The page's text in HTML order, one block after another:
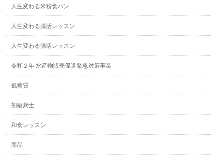
人生変わる米粉食パン
人生変わる腸活レッスン
人生変わる腸活レッスン
令和２年 水産物販売促進緊急対策事業
低糖質
初級麹士
和食レッスン
商品